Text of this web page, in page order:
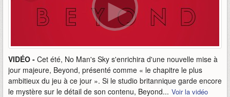
VIDÉO - Cet été, No Man's Sky s'enrichira d'une nouvelle mise à
jour majeure, Beyond, présenté comme « le chapitre le plus
ambitieux du jeu à ce jour ». Si le studio britannique garde encore
le mystère sur le détail de son contenu, Beyond... Voir la vidéo